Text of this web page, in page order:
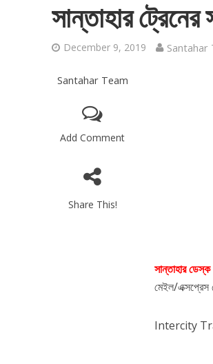
সান্তাহার
December 9, 2019 Santahar
Santahar Team
Add Comment
Share This!
সান্তাহার
মেইল/এক্সপ্রেস
Intercity